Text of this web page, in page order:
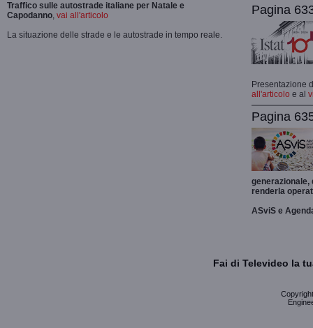
Traffico sulle autostrade italiane per Natale e
Capodanno, vai all'articolo
La situazione delle strade e le autostrade in tempo reale.
Pagina
Presentazione
all'articolo e al
Pagina
generazionale,
renderla
ASviS e
Fai di Televideo la